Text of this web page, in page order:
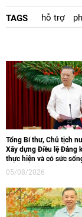
TAGS hỗ trợ
Tổng Bí thư, Chủ tịch
Xây dựng Điều lệ Đảng
thực hiện và có sức
05/08/2026